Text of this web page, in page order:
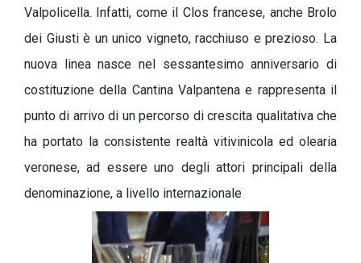
Valpolicella. Infatti, come il Clos francese, anche Brolo
dei Giusti è un unico vigneto, racchiuso e prezioso. La
nuova linea nasce nel sessantesimo anniversario di
costituzione della Cantina Valpantena e rappresenta il
punto di arrivo di un percorso di crescita qualitativa che
ha portato la consistente realtà vitivinicola ed olearia
veronese, ad essere uno degli attori principali della
denominazione, a livello internazionale